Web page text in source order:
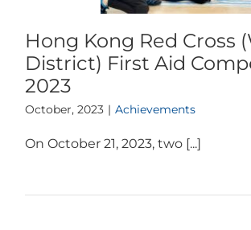
Hong Kong Red Cross
District) First Aid
2023
October, 2023 | Achievements
On October 21, 2023, two [...]